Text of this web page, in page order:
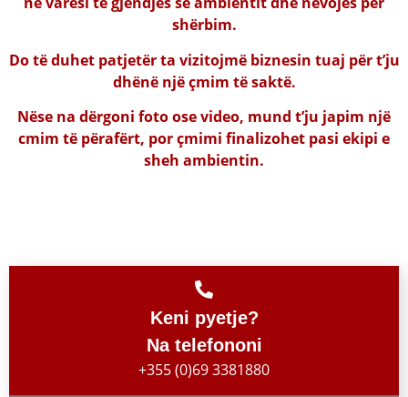
shërbim.
Do të duhet patjetër ta vizitojmë biznesin tuaj për t’ju
dhënë një çmim të saktë.
Nëse na dërgoni foto ose video, mund t’ju japim një
cmim të përafërt, por çmimi finalizohet pasi ekipi e
sheh ambientin.
Keni pyetje?
Na telefononi
+355 (0)69 3381880